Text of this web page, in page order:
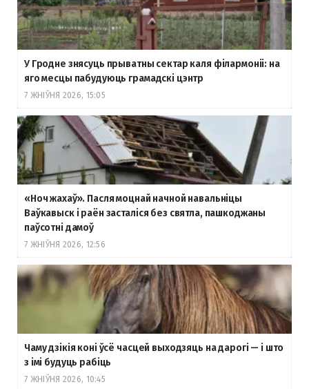
У Гродне знясуць прыватны сектар каля філармоніі: на
яго месцы пабудуюць грамадскі цэнтр
7 ЖНІЎНЯ 2026, 15:05
«Ноч жахаў». Пасля моцнай начной навальніцы
Ваўкавыск і раён засталіся без святла, пашкоджаны
паўсотні дамоў
7 ЖНІЎНЯ 2026, 12:56
Чаму дзікія коні ўсё часцей выходзяць на дарогі — і што
з імі будуць рабіць
7 ЖНІЎНЯ 2026, 10:45